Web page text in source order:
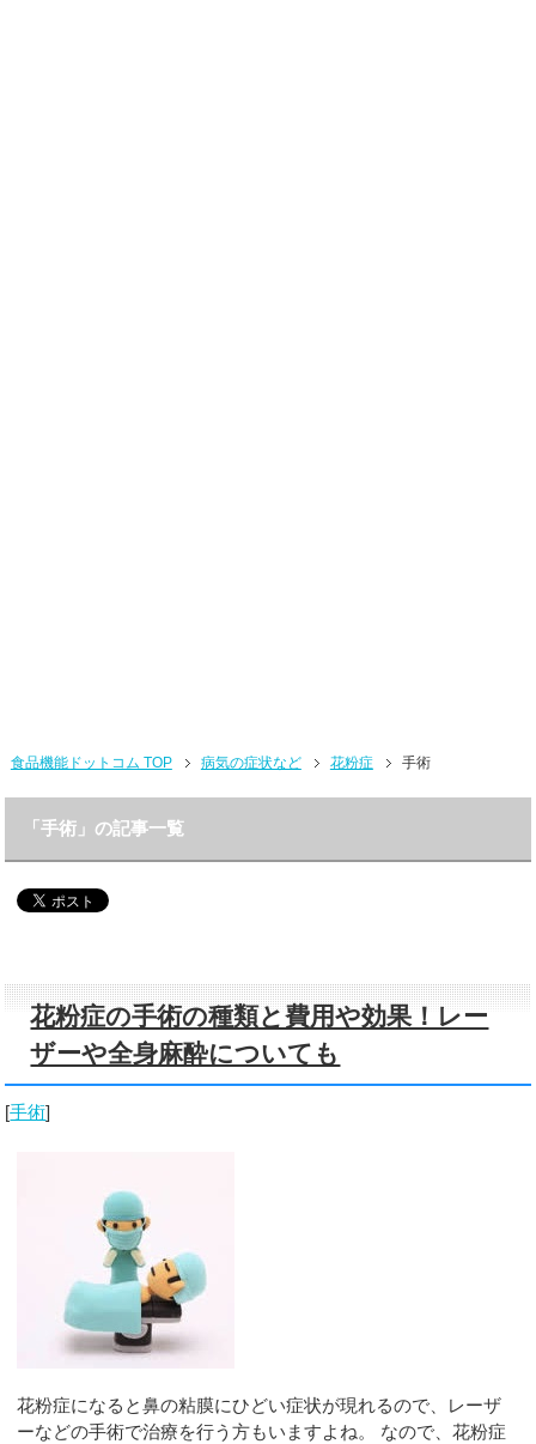
食品機能ドットコム TOP 病気の症状など 花粉症 手術
「手術」の記事一覧
花粉症の手術の種類と費用や効果！レー
ザーや全身麻酔についても
[手術]
花粉症になると鼻の粘膜にひどい症状が現れるので、レーザ
ーなどの手術で治療を行う方もいますよね。 なので、花粉症